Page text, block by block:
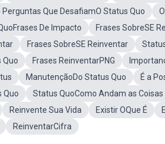
Que DesafiamO Status Quo
De Impacto
Frases SobreSE
Frases SobreSE Reinventar
Quo
Frases ReinventarPNG
ManutençãoDo Status Quo É a
Quo
Status QuoComo Andam as Coisas
Reinvente Sua Vida Existir OQue É
ReinventarCifra